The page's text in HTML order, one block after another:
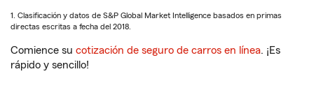
1. Clasificación y datos de S&P Global Market Intelligence basados en primas
directas escritas a fecha del 2018.
Comience su cotización de seguro de carros en línea. ¡Es
rápido y sencillo!